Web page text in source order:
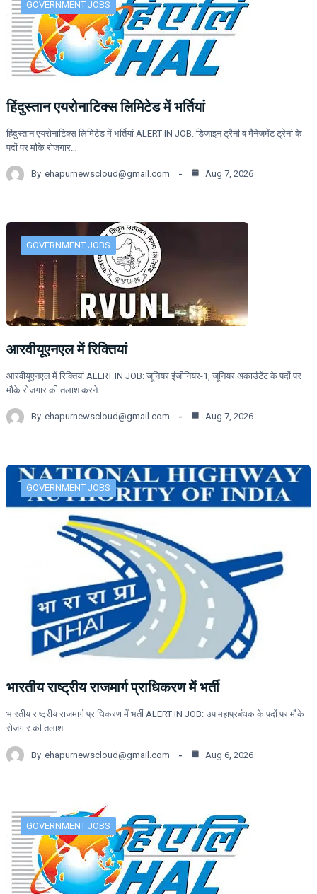
GOVERNMENT JOBS
हिंदुस्तान एयरोनाटिक्स लिमिटेड में भर्तियां
हिंदुस्तान एयरोनाटिक्स लिमिटेड में भर्तियां ALERT IN JOB: डिजाइन ट्रैनी व मैनेजमेंट ट्रेनी के
पदों पर मौके रोजगार…
By ehapurnewscloud@gmail.com Aug 7, 2026
GOVERNMENT JOBS
आरवीयूएनएल में रिक्तियां
आरवीयूएनएल में रिक्तियां ALERT IN JOB: जूनियर इंजीनियर-1, जूनियर अकाउंटेंट के पदों पर
मौके रोजगार की तलाश करने…
By ehapurnewscloud@gmail.com Aug 7, 2026
GOVERNMENT JOBS
भारतीय राष्ट्रीय राजमार्ग प्राधिकरण में भर्ती
भारतीय राष्ट्रीय राजमार्ग प्राधिकरण में भर्ती ALERT IN JOB: उप महाप्रबंधक के पदों पर मौके
रोजगार की तलाश…
By ehapurnewscloud@gmail.com Aug 6, 2026
GOVERNMENT JOBS